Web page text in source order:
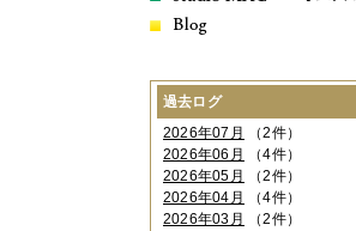
過去ログ
2026年07月
（2件）
2026年06月
（4件）
2026年05月
（2件）
2026年04月
（4件）
2026年03月
（2件）